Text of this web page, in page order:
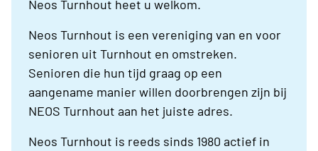
Neos Turnhout heet u welkom.
Neos Turnhout is een vereniging van en voor
senioren uit Turnhout en omstreken.
Senioren die hun tijd graag op een
aangename manier willen doorbrengen zijn bij
NEOS Turnhout aan het juiste adres.
Neos Turnhout is reeds sinds 1980 actief in